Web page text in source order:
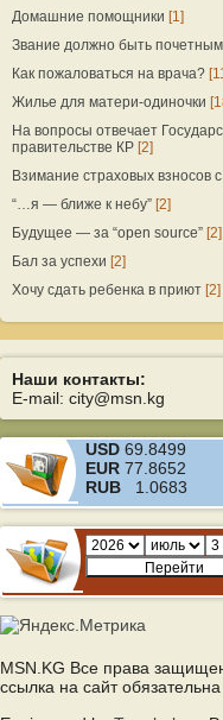
Домашние помощники [1]
Звание должно быть почетным
Как пожаловаться на врача?
Жилье для матери-одиночки
На вопросы отвечает
правительстве КР [2]
Взимание страховых взносов
“…я — ближе к небу” [2]
Будущее — за “open source” [2]
Бал за успехи [2]
Хочу сдать ребенка в приют [2]
Наши контакты:
E-mail: city@msn.kg
USD 69.8499
EUR 77.8652
RUB 1.0683
MSN.KG Все права
ссылка на сайт обязательна